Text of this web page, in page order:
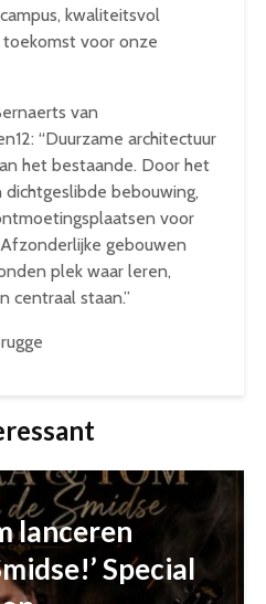
kwaliteitsvol
voor onze
van
“Duurzame architectuur
het bestaande. Door het
bebouwing,
voor
gebouwen
plek waar leren,
centraal staan.”
lanceren
Special